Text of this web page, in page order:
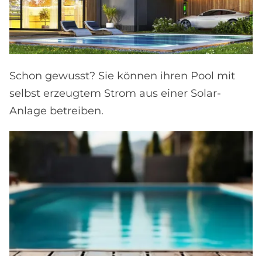
Schon gewusst? Sie können ihren Pool mit
selbst erzeugtem Strom aus einer Solar-
Anlage betreiben.